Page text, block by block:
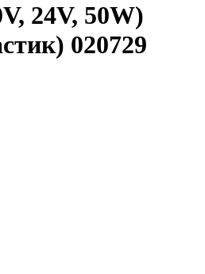
24V, 50W)
020729